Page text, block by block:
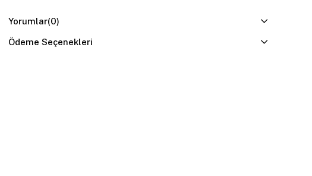
Yorumlar(0)
Ödeme Seçenekleri